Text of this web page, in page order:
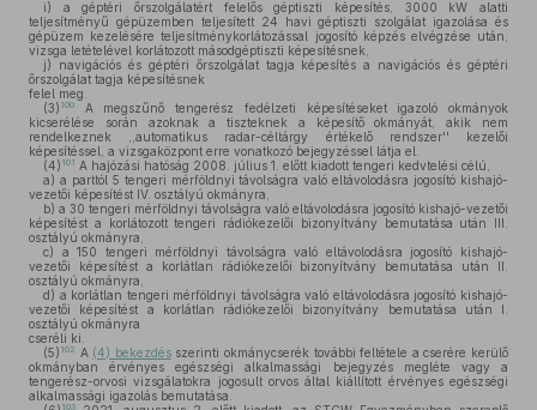
i) a géptéri őrszolgálatért felelős géptiszti képesítés, 3000 kW alatti
teljesítményű gépüzemben teljesített 24 havi géptiszti szolgálat igazolása és
gépüzem kezelésére teljesítménykorlátozással jogosító képzés elvégzése után,
vizsga letételével korlátozott másodgéptiszti képesítésnek,
j) navigációs és géptéri őrszolgálat tagja képesítés a navigációs és géptéri
őrszolgálat tagja képesítésnek
felel meg.
(3) 100
A megszűnő tengerész fedélzeti képesítéseket igazoló okmányok
kicserélése során azoknak a tiszteknek a képesítő okmányát, akik nem
rendelkeznek ,,automatikus radar-céltárgy értékelő rendszer'' kezelői
képesítéssel, a vizsgaközpont erre vonatkozó bejegyzéssel látja el.
(4) 101 A hajózási hatóság 2008. július 1. előtt kiadott tengeri kedvtelési célú,
a) a parttól 5 tengeri mérföldnyi távolságra való eltávolodásra jogosító kishajó-
vezetői képesítést IV. osztályú okmányra,
b) a 30 tengeri mérföldnyi távolságra való eltávolodásra jogosító kishajó-vezetői
képesítést a korlátozott tengeri rádiókezelői bizonyítvány bemutatása után III.
osztályú okmányra,
c) a 150 tengeri mérföldnyi távolságra való eltávolodásra jogosító kishajó-
vezetői képesítést a korlátlan rádiókezelői bizonyítvány bemutatása után II.
osztályú okmányra,
d) a korlátlan tengeri mérföldnyi távolságra való eltávolodásra jogosító kishajó-
vezetői képesítést a korlátlan rádiókezelői bizonyítvány bemutatása után I.
osztályú okmányra
cseréli ki.
(5) 102 A (4) bekezdésszerinti okmánycserék további feltétele a cserére kerülő
okmányban érvényes egészségi alkalmassági bejegyzés megléte vagy a
tengerész-orvosi vizsgálatokra jogosult orvos által kiállított érvényes egészségi
alkalmassági igazolás bemutatása.
103